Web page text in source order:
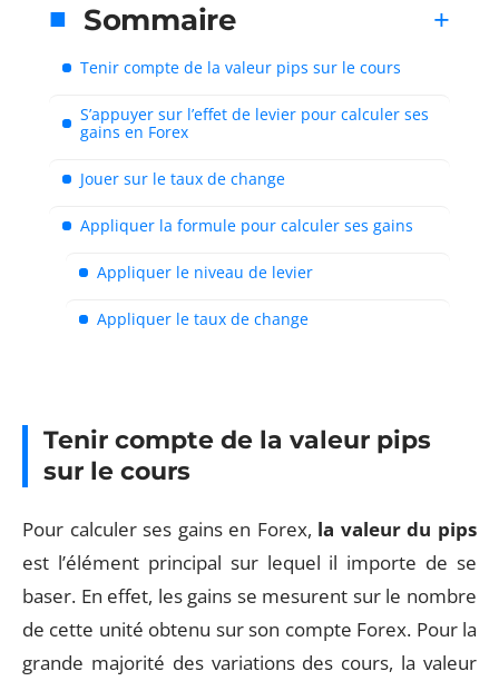
Sommaire
Tenir compte de la valeur pips sur le cours
S’appuyer sur l’effet de levier pour calculer ses
gains en Forex
Jouer sur le taux de change
Appliquer la formule pour calculer ses gains
Appliquer le niveau de levier
Appliquer le taux de change
Tenir compte de la valeur pips
sur le cours
Pour calculer ses gains en Forex, la valeur du pips
est l’élément principal sur lequel il importe de se
baser. En effet, les gains se mesurent sur le nombre
de cette unité obtenu sur son compte Forex. Pour la
grande majorité des variations des cours, la valeur